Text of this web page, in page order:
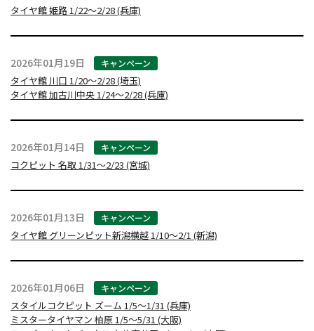
タイヤ館 姫路 1/22～2/28 (兵庫)
2026年01月19日 キャンペーン
タイヤ館 川口 1/20～2/28 (埼玉)
タイヤ館 加古川中央 1/24～2/28 (兵庫)
2026年01月14日 キャンペーン
コクピット 名取 1/31～2/23 (宮城)
2026年01月13日 キャンペーン
タイヤ館 グリーンピット新潟横越 1/10～2/1 (新潟)
2026年01月06日 キャンペーン
スタイルコクピット ズーム 1/5～1/31 (兵庫)
ミスタータイヤマン 柏原 1/5～5/31 (大阪)